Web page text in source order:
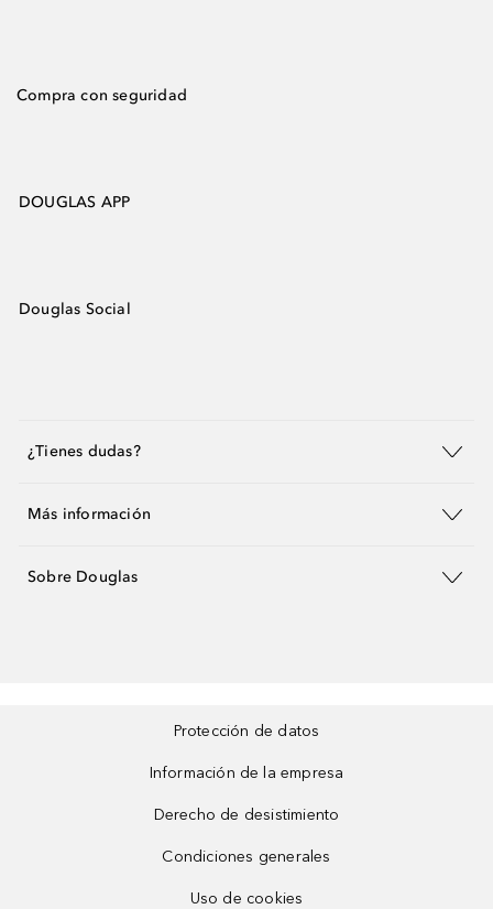
Compra con seguridad
DOUGLAS APP
Douglas Social
¿Tienes dudas?
Más información
Sobre Douglas
Protección de datos
Información de la empresa
Derecho de desistimiento
Condiciones generales
Uso de cookies